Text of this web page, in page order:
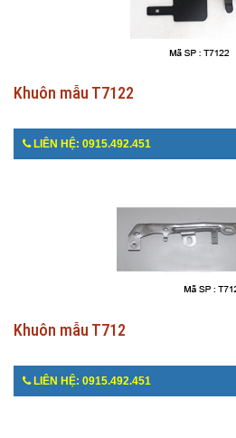
Khuôn mẫu T7122
LIÊN HỆ: 0915.492.451
Khuôn mẫu T712
LIÊN HỆ: 0915.492.451